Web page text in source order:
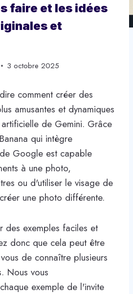
faire et les idées
et
3 octobre 2025
comment créer des
amusantes et dynamiques
de Gemini. Grâce
qui intègre
Google est capable
à une photo,
ou d'utiliser le visage de
une photo différente.
des exemples faciles et
donc que cela peut être
de connaître plusieurs
Nous vous
exemple de l'invite